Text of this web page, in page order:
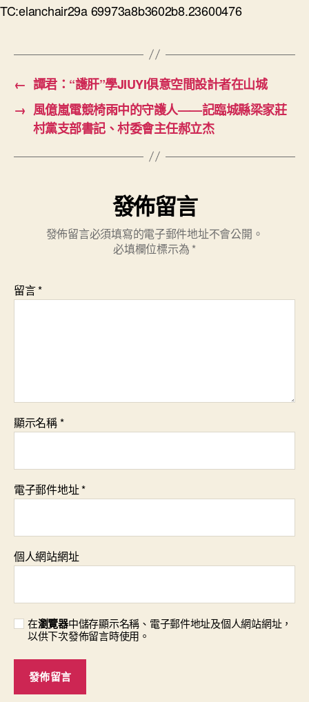
TC:elanchair29a 69973a8b3602b8.23600476
← 譚君：“護肝”學JIUYI俱意空間設計者在山城
→ 風億嵐電競椅雨中的守護人——記臨城縣梁家莊
村黨支部書記、村委會主任郝立杰
發佈留言
發佈留言必須填寫的電子郵件地址不會公開。
必填欄位標示為 *
留言*
顯示名稱*
電子郵件地址*
個人網站網址
在瀏覽器中儲存顯示名稱、電子郵件地址及個人網站網址，
以供下次發佈留言時使用。